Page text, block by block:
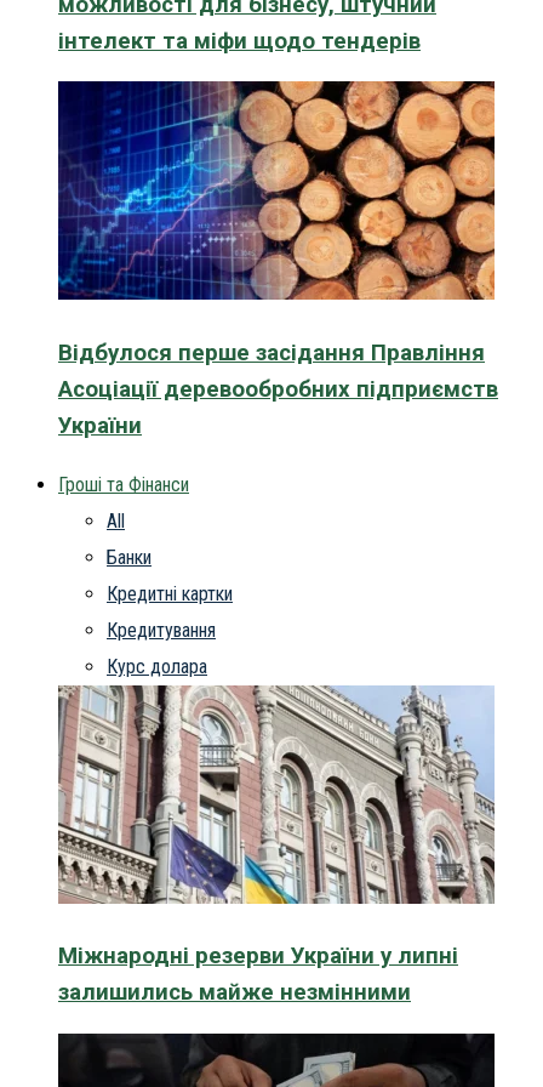
інтелект та міфи щодо тендерів
Відбулося перше засідання Правління
Асоціації деревообробних підприємств
України
Гроші та Фінанси
All
Банки
Кредитні картки
Кредитування
Курс долара
Міжнародні резерви України у липні
залишились майже незмінними